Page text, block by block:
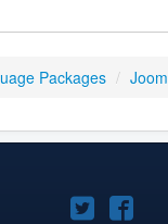
Packages /
Joomla!